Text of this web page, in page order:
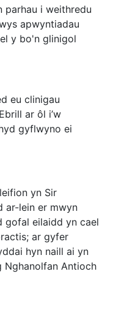
parhau i weithredu
apwyntiadau
y bo'n glinigol
eu clinigau
ar ôl i’w
gyflwyno ei
yn Sir
ar-lein er mwyn
gofal eilaidd yn cael
ar gyfer
hyn naill ai yn
Nghanolfan Antioch